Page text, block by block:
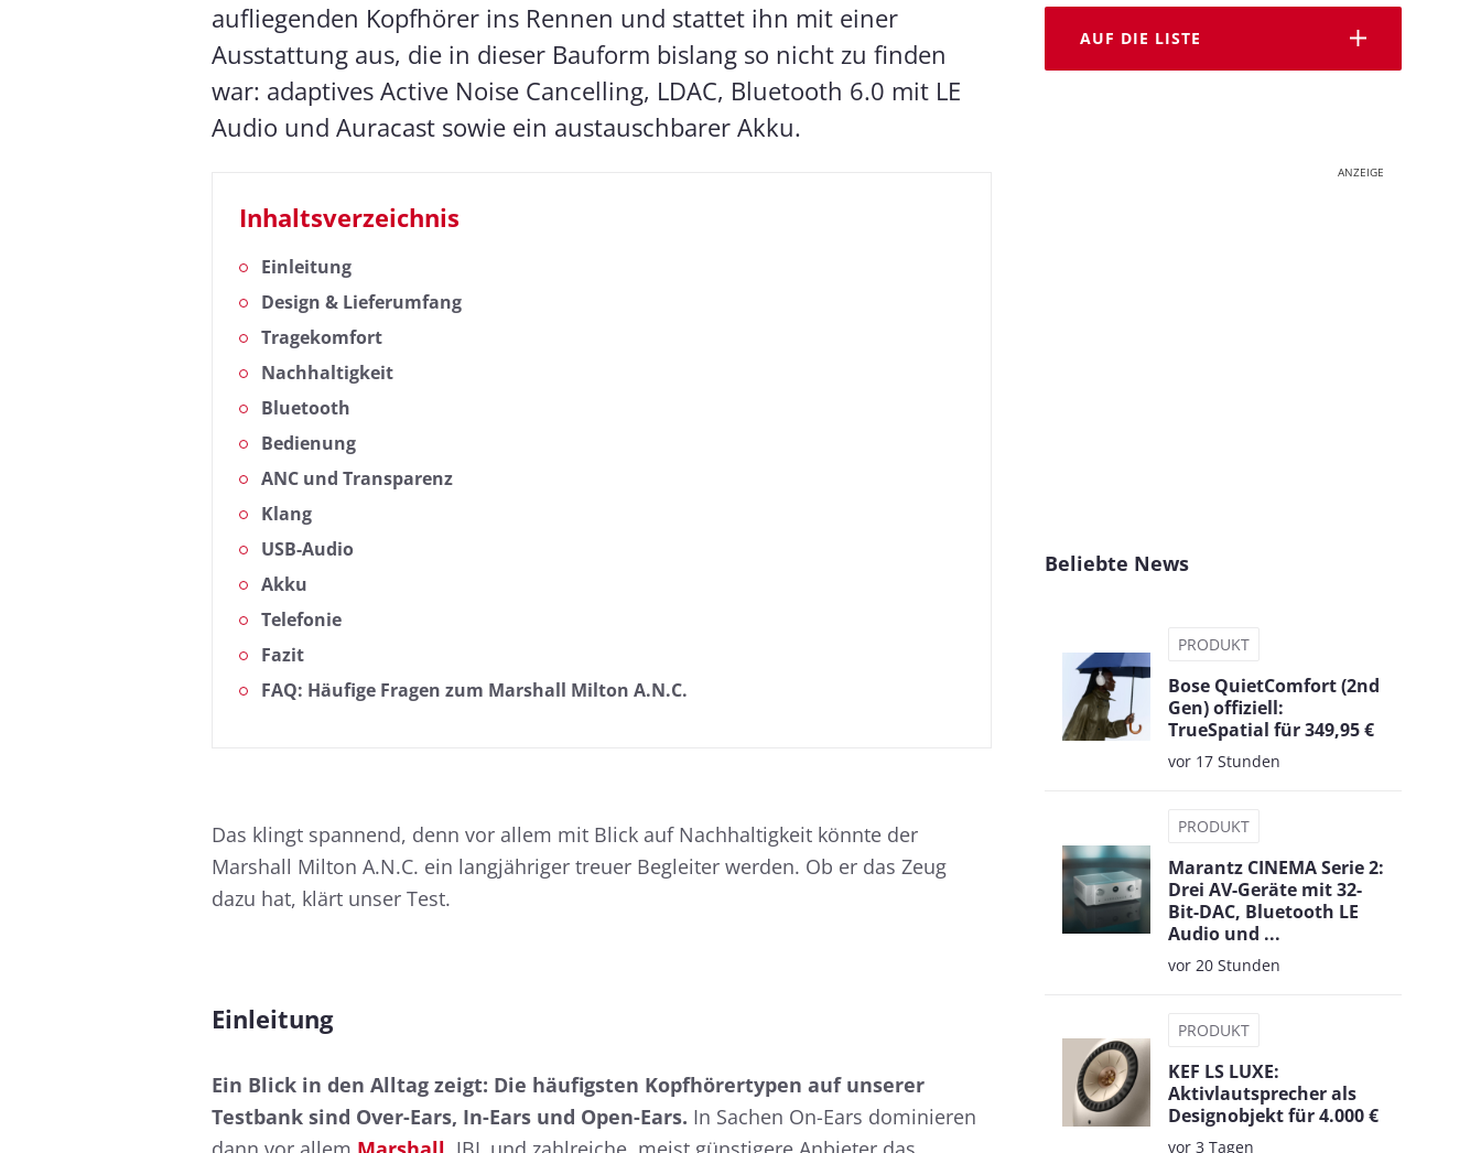
aufliegenden Kopfhörer ins Rennen und stattet ihn mit einer
Ausstattung aus, die in dieser Bauform bislang so nicht zu finden
war: adaptives Active Noise Cancelling, LDAC, Bluetooth 6.0 mit LE
Audio und Auracast sowie ein austauschbarer Akku.
Inhaltsverzeichnis
Einleitung
Design & Lieferumfang
Tragekomfort
Nachhaltigkeit
Bluetooth
Bedienung
ANC und Transparenz
Klang
USB-Audio
Akku
Telefonie
Fazit
FAQ: Häufige Fragen zum Marshall Milton A.N.C.
Das klingt spannend, denn vor allem mit Blick auf Nachhaltigkeit könnte der
Marshall Milton A.N.C. ein langjähriger treuer Begleiter werden. Ob er das Zeug
dazu hat, klärt unser Test.
Einleitung
Ein Blick in den Alltag zeigt: Die häufigsten Kopfhörertypen auf unserer
Testbank sind Over-Ears, In-Ears und Open-Ears. In Sachen On-Ears dominieren
AUF DIE LISTE
ANZEIGE
Beliebte News
PRODUKT
Bose QuietComfort (2nd
Gen) offiziell:
TrueSpatial für 349,95 €
vor 17 Stunden
PRODUKT
Marantz CINEMA Serie 2:
Drei AV-Geräte mit 32-
Bit-DAC, Bluetooth LE
Audio und ...
vor 20 Stunden
PRODUKT
KEF LS LUXE:
Aktivlautsprecher als
Designobjekt für 4.000 €
vor 3 Tagen